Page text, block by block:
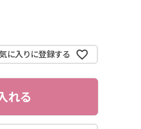
に入りに登録する
れる